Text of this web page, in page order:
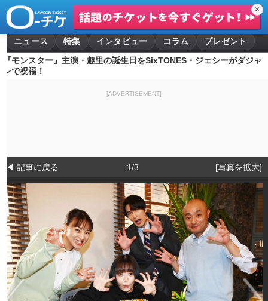
✕
ニュース 特集 インタビュー コラム
プレゼント
『モンスター』主演・趣里の誕生日をSixTONES・ジェシーがダジャ
レで祝福！
[ADVERTISEMENT]
◀ 記事に戻る 1/3 [写真を拡大]